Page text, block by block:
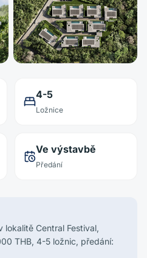
4-5
Ložnice
Ve výstavbě
Předání
lokalitě Central Festival,
THB, 4-5 ložnic, předání: